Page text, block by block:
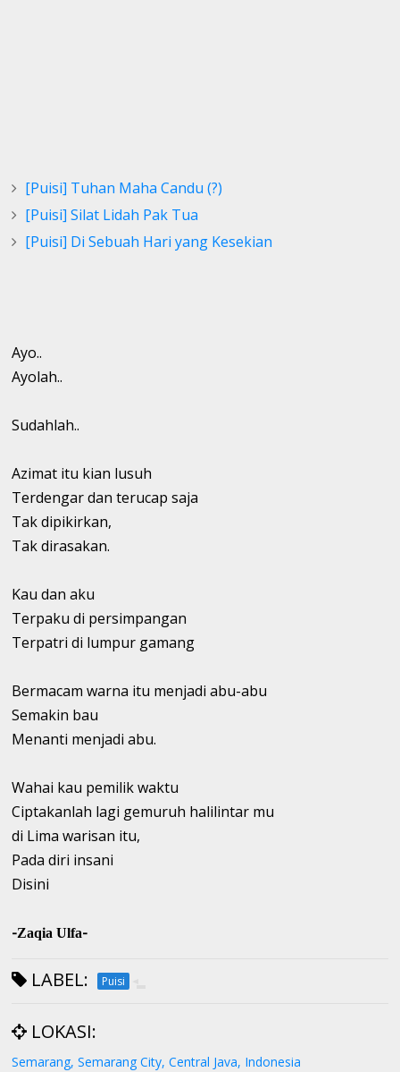
[Puisi] Tuhan Maha Candu (?)
[Puisi] Silat Lidah Pak Tua
[Puisi] Di Sebuah Hari yang Kesekian
Ayo..
Ayolah..
Sudahlah..
Azimat itu kian lusuh
Terdengar dan terucap saja
Tak dipikirkan,
Tak dirasakan.
Kau dan aku
Terpaku di persimpangan
Terpatri di lumpur gamang
Bermacam warna itu menjadi abu-abu
Semakin bau
Menanti menjadi abu.
Wahai kau pemilik waktu
Ciptakanlah lagi gemuruh halilintar mu
di Lima warisan itu,
Pada diri insani
Disini
-Zaqia Ulfa-
LABEL: Puisi
LOKASI:
Semarang, Semarang City, Central Java, Indonesia